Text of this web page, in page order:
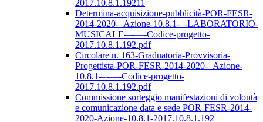
2017.10.8.1.19211
Determina-acquisizione-pubblicità-POR-FESR-
2014-2020-–Azione-10.8.1-–-LABORATORIO-
MUSICALE-–-––-Codice-progetto-
2017.10.8.1.192.pdf
Circolare n. 163-Graduatoria-Provvisoria-
Progettista-POR-FESR-2014-2020-–Azione-
10.8.1-–-––-Codice-progetto-
2017.10.8.1.192.pdf
Commissione sorteggio manifestazioni di volontà
e comunicazione data e sede POR-FESR-2014-
2020-Azione-10.8.1-2017.10.8.1.192